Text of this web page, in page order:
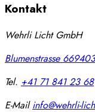
Kontakt
Wehrli Licht GmbH
Blumenstrasse 669403
Tel. +41 71 841 23 68
E-Mailinfo@wehrli-